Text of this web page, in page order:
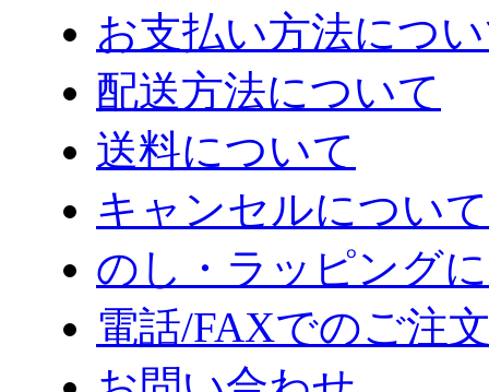
お支払い方法につ
配送方法について
送料について
キャンセルについて
のし・ラッピング
電話/FAXでのご注